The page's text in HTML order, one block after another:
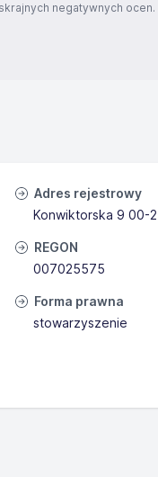
negatywnych ocen.
Adres rejestrowy
Konwiktorska 9 00-
REGON
007025575
Forma prawna
stowarzyszenie